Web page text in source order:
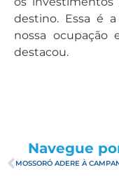
destino. Essa é
nossa ocupação
destacou.
Navegue